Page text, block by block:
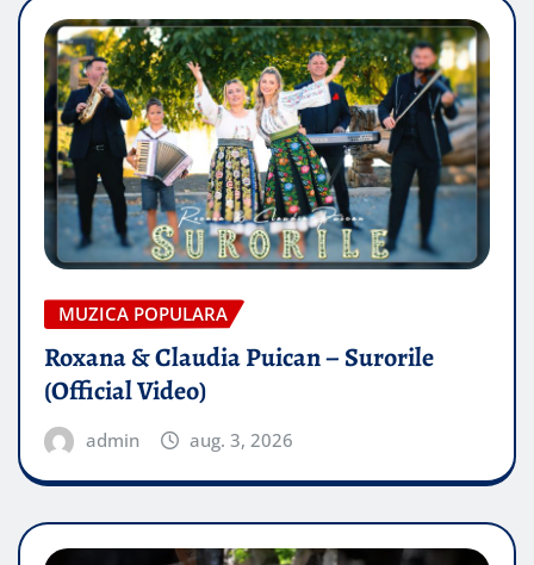
MUZICA POPULARA
Roxana & Claudia Puican – Surorile
(Official Video)
admin aug. 3, 2026